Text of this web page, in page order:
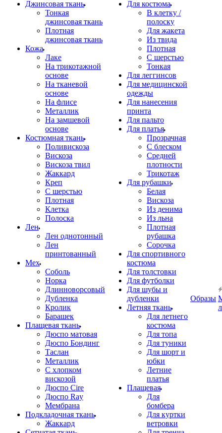
Джинсовая ткань
Тонкая
джинсовая ткань
Плотная
джинсовая ткань
Кожа
Лаке
На трикотажной
основе
На тканевой
основе
На флисе
Металлик
На замшевой
основе
Костюмная ткань
Поливискоза
Вискоза
Вискоза твил
Жаккард
Креп
С шерстью
Плотная
Клетка
Полоска
Лен
Лен однотонный
Лен
принтованный
Мех
Соболь
Норка
Длинноворсовый
Дубленка
Кролик
Барашек
Плащевая ткань
Дюспо матовая
Дюспо Бондинг
Таслан
Металлик
С хлопком
вискозой
Дюспо Cire
Дюспо Ray
Мембрана
Подкладочная ткань
Жаккард
Для костюма
В клетку /
полоску
Для жакета
Из твида
Плотная
С шерстью
Тонкая
Для леггинсов
Для медицинской
одежды
Для нанесения
принта
Для пальто
Для платья
Прозрачная
С блеском
Средней
плотности
Трикотаж
Для рубашки
Белая
Вискоза
Из денима
Из льна
Плотная
рубашка
Сорочка
Для спортивного
костюма
Для толстовки
Для футболки
Для шубы и
дубленки
Летняя ткань
Для летнего
костюма
Для топа
Для туники
Для шорт и
юбки
Летние
платья
Плащевая
Для
бомбера
Для куртки
ветровки
Образы